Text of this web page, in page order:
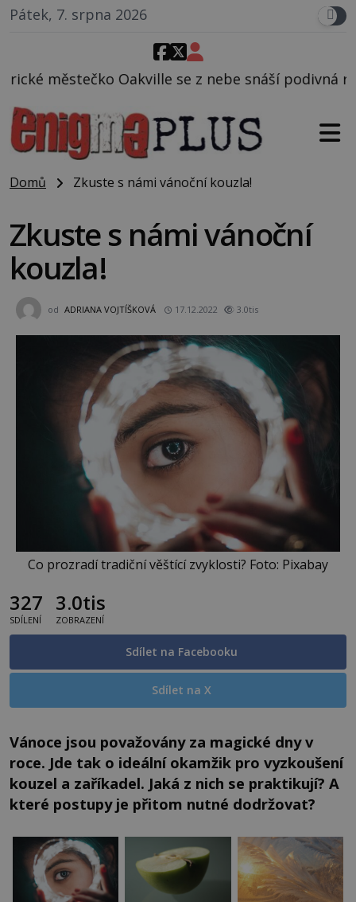
Pátek, 7. srpna 2026
se z nebe snáší podivná rosolovitá látka
Domů Zkuste s námi vánoční kouzla!
Zkuste s námi vánoční
kouzla!
od ADRIANA VOJTÍŠKOVÁ 17.12.2022 3.0tis
Co prozradí tradiční věštící zvyklosti? Foto: Pixabay
327
SDÍLENÍ
3.0tis
ZOBRAZENÍ
Sdílet na Facebooku
Sdílet na X
Vánoce jsou považovány za magické dny v
roce. Jde tak o ideální okamžik pro vyzkoušení
kouzel a zaříkadel. Jaká z nich se praktikují? A
které postupy je přitom nutné dodržovat?